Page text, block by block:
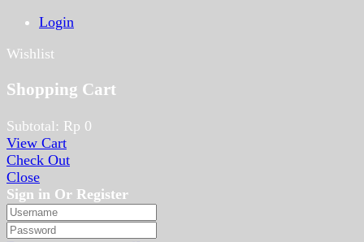
Login
Wishlist
Shopping Cart
Subtotal: Rp 0
View Cart
Check Out
Close
Sign in Or Register